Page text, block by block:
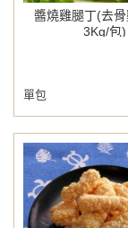
醬燒雞腿丁(去骨
3Kg/包)
單包